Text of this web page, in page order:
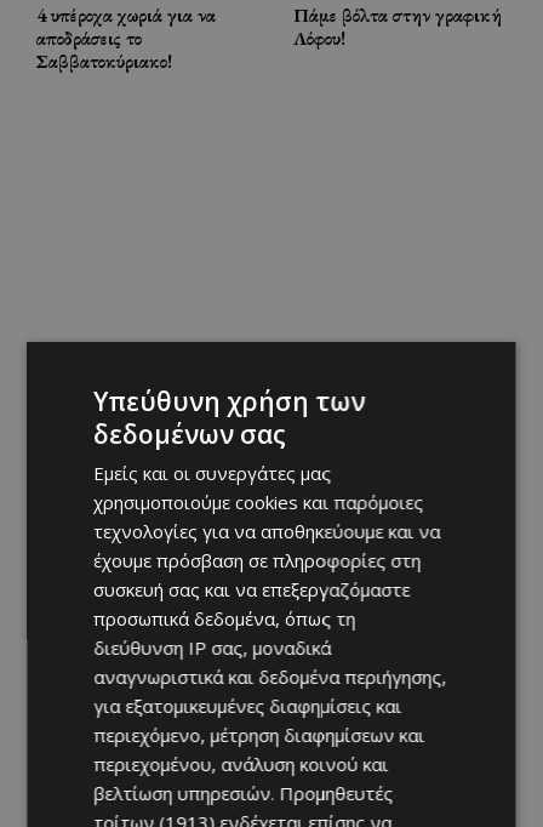
4 υπέροχα χωριά για να
αποδράσεις το
Σαββατοκύριακο!
Πάμε βόλτα στην γραφική
Λόφου!
Υπεύθυνη χρήση των
δεδομένων σας
Εμείς και οι συνεργάτες μας
χρησιμοποιούμε cookies και παρόμοιες
τεχνολογίες για να αποθηκεύουμε και να
έχουμε πρόσβαση σε πληροφορίες στη
συσκευή σας και να επεξεργαζόμαστε
προσωπικά δεδομένα, όπως τη
διεύθυνση IP σας, μοναδικά
αναγνωριστικά και δεδομένα περιήγησης,
για εξατομικευμένες διαφημίσεις και
περιεχόμενο, μέτρηση διαφημίσεων και
περιεχομένου, ανάλυση κοινού και
βελτίωση υπηρεσιών. Προμηθευτές
τρίτων (1913) ενδέχεται επίσης να